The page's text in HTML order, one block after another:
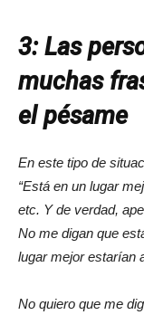
3: Las
muchas
el pésame
En este tipo de
“Está en un lugar
etc. Y de verdad,
No me digan que
lugar mejor estarían
No quiero que me